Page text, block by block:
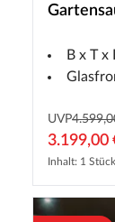
B x T
UVP
3.199,00
Inhalt: 1 Stück